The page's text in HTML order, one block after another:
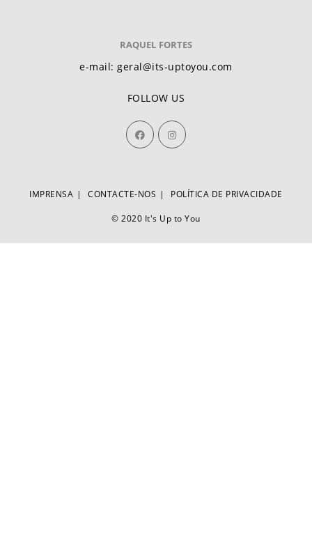
RAQUEL FORTES
e-mail: geral@its-uptoyou.com
FOLLOW US
IMPRENSA CONTACTE-NOS POLÍTICA DE PRIVACIDADE
© 2020 It's Up to You